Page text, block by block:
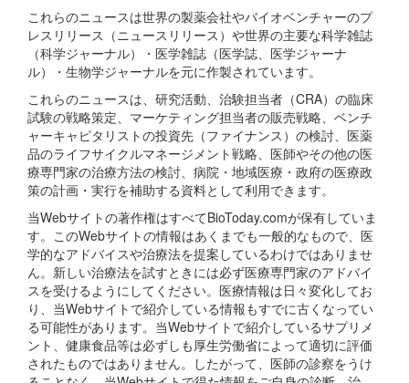
これらのニュースは世界の製薬会社やバイオベンチャーのプ
レスリリース（ニュースリリース）や世界の主要な科学雑誌
（科学ジャーナル）・医学雑誌（医学誌、医学ジャーナ
ル）・生物学ジャーナルを元に作製されています。
これらのニュースは、研究活動、治験担当者（CRA）の臨床
試験の戦略策定、マーケティング担当者の販売戦略、ベンチ
ャーキャピタリストの投資先（ファイナンス）の検討、医薬
品のライフサイクルマネージメント戦略、医師やその他の医
療専門家の治療方法の検討、病院・地域医療・政府の医療政
策の計画・実行を補助する資料として利用できます。
当Webサイトの著作権はすべてBioToday.comが保有していま
す。このWebサイトの情報はあくまでも一般的なもので、医
学的なアドバイスや治療法を提案しているわけではありませ
ん。新しい治療法を試すときには必ず医療専門家のアドバイ
スを受けるようにしてください。医療情報は日々変化してお
り、当Webサイトで紹介している情報もすでに古くなってい
る可能性があります。当Webサイトで紹介しているサプリメ
ント、健康食品等は必ずしも厚生労働省によって適切に評価
されたものではありません。したがって、医師の診察をうけ